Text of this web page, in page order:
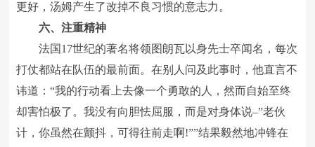
更好，汤姆产生了改掉不良习惯的意志力。
六、注重精神
法国17世纪的著名将领图朗瓦以身先士卒闻名，每次
打仗都站在队伍的最前面。在别人问及此事时，他直言不
讳道：“我的行动看上去像一个勇敢的人，然而自始至终
却害怕极了。我没有向胆怯屈服，而是对身体说–”老伙
计，你虽然在颤抖，可得往前走啊!””结果毅然地冲锋在